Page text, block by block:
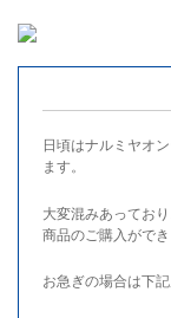
日頃はナルミヤオ
ます。
大変混みあってお
商品のご購入ができ
お急ぎの場合は下